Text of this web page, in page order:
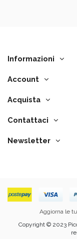
Informazioni
Account
Acquista
Contattaci
Newsletter
Aggiorna le
Copyright © 2023